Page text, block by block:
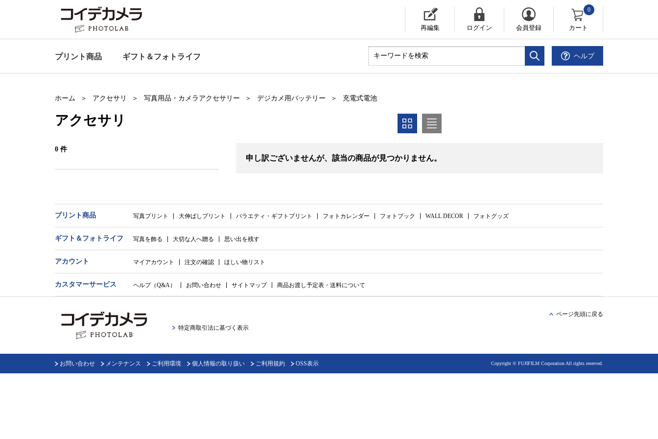
再編集 ログイン 会員登録 カート
0
ヘルプ
プリント商品 ギフト＆フォトライフ
ホーム アクセサリ 写真用品・カメラアクセサリー デジカメ用バッテリー 充電式電池
アクセサリ
0 件
申し訳ございませんが、該当の商品が見つかりません。
プリント商品 写真プリント 大伸ばしプリント バラエティ・ギフトプリント フォトカレンダー フォトブック WALL DECOR フォトグッズ
ギフト＆ フォトライフ 写真を飾る 大切な人へ贈る 思い出を残す
アカウント マイアカウント 注文の確認 ほしい物リスト
カスタマーサービス ヘルプ（Q&A） お問い合わせ サイトマップ 商品お渡し予定表・送料について
特定商取引法に基づく表示
ページ先頭に戻る
お問い合わせ メンテナンス ご利用環境 個人情報の取り扱い ご利用規約 OSS表示 Copyright © FUJIFILM Corporation All rights reserved.